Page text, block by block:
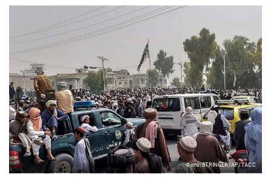
Фото: STRINGER/АР/ТАСС